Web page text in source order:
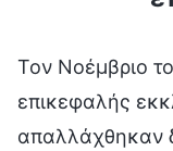
Τον Νοέμβριο
επικεφαλής
απαλλάχθηκαν